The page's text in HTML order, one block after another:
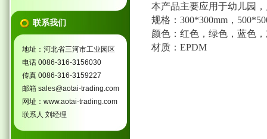
联系我们
地址：河北省三河市工业园区
电话 0086-316-3156030
传真 0086-316-3159227
邮箱 sales@aotai-trading.com
网址：www.aotai-trading.com
联系人 刘经理
本产品主要应用于幼儿园
规格：300*300mm，
颜色：红色，绿色，蓝色
材质：EPDM